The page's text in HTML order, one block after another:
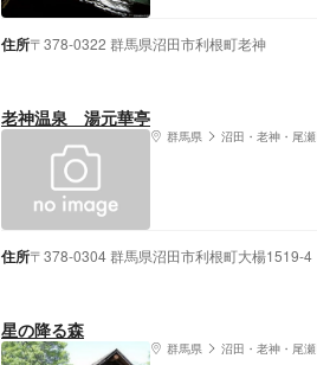
住所〒378-0322 群馬県沼田市利根町老神
老神温泉 湯元華亭
群馬県 沼田・老神・尾瀬
住所〒378-0304 群馬県沼田市利根町大楊1519-4
星の降る森
群馬県 沼田・老神・尾瀬